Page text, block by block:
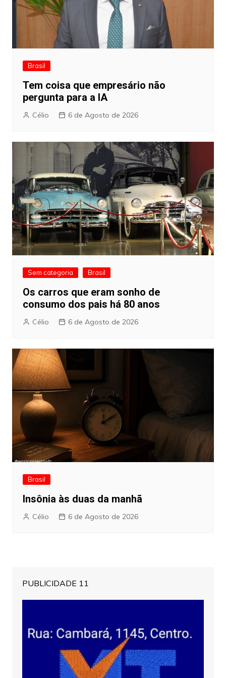
Brasil
Tem coisa que empresário não
pergunta para a IA
Célio 6 de Agosto de 2026
Sem categoria Brasil
Os carros que eram sonho de
consumo dos pais há 80 anos
Célio 6 de Agosto de 2026
Brasil
Insônia às duas da manhã
Célio 6 de Agosto de 2026
PUBLICIDADE 11